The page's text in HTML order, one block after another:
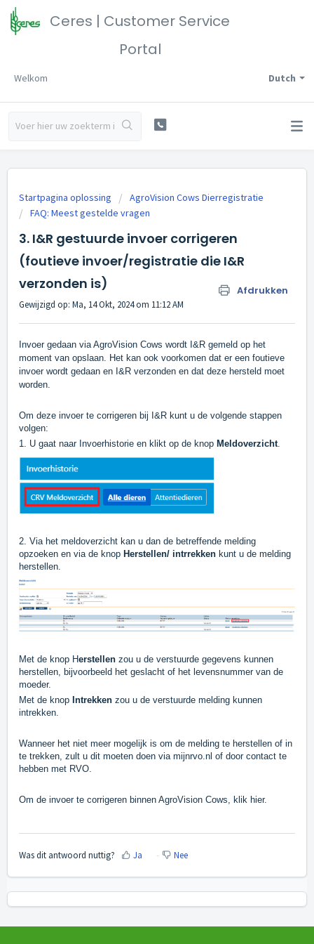
Ceres | Customer Service
Portal
Dutch
Welkom
Startpagina oplossing
AgroVision Cows Dierregistratie
FAQ: Meest gestelde vragen
3. I&R gestuurde invoer corrigeren
(foutieve invoer/registratie die I&R
verzonden is)
Afdrukken
Gewijzigd op: Ma, 14 Okt, 2024 om 11:12 AM
Invoer gedaan via AgroVision Cows wordt I&R gemeld op het
moment van opslaan. Het kan ook voorkomen dat er een foutieve
invoer wordt gedaan en I&R verzonden en dat deze hersteld moet
worden.
Om deze invoer te corrigeren bij I&R kunt u de volgende stappen
volgen:
1. U gaat naar Invoerhistorie en klikt op de knop Meldoverzicht.
2. Via het meldoverzicht kan u dan de betreffende melding
opzoeken en via de knop Herstellen/ intrrekken kunt u de melding
herstellen.
Met de knop Herstellen zou u de verstuurde gegevens kunnen
herstellen, bijvoorbeeld het geslacht of het levensnummer van de
moeder.
Met de knop ntrekken zou u de verstuurde melding kunnen
intrekken.
Wanneer het niet meer mogelijk is om de melding te herstellen of in
te trekken, zult u dit moeten doen via mijnrvo.nl of door contact te
hebben met RVO.
Om de invoer te corrigeren binnen AgroVision Cows, klik hier.
Was dit antwoord nuttig? Ja Nee